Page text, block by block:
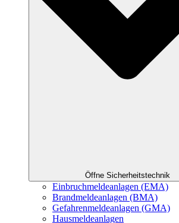
Öffne Sicherheitstechnik
Einbruchmeldeanlagen (EMA)
Brandmeldeanlagen (BMA)
Gefahrenmeldeanlagen (GMA)
Hausmeldeanlagen